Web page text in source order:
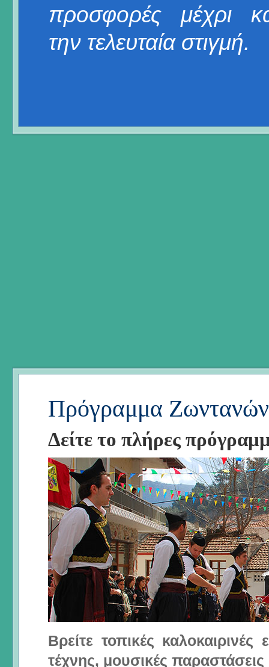
προσφορές μέχρι
την τελευταία στιγμή.
Πρόγραμμα
Δείτε το πλήρες
Βρείτε τοπικές
τέχνης, μουσικές